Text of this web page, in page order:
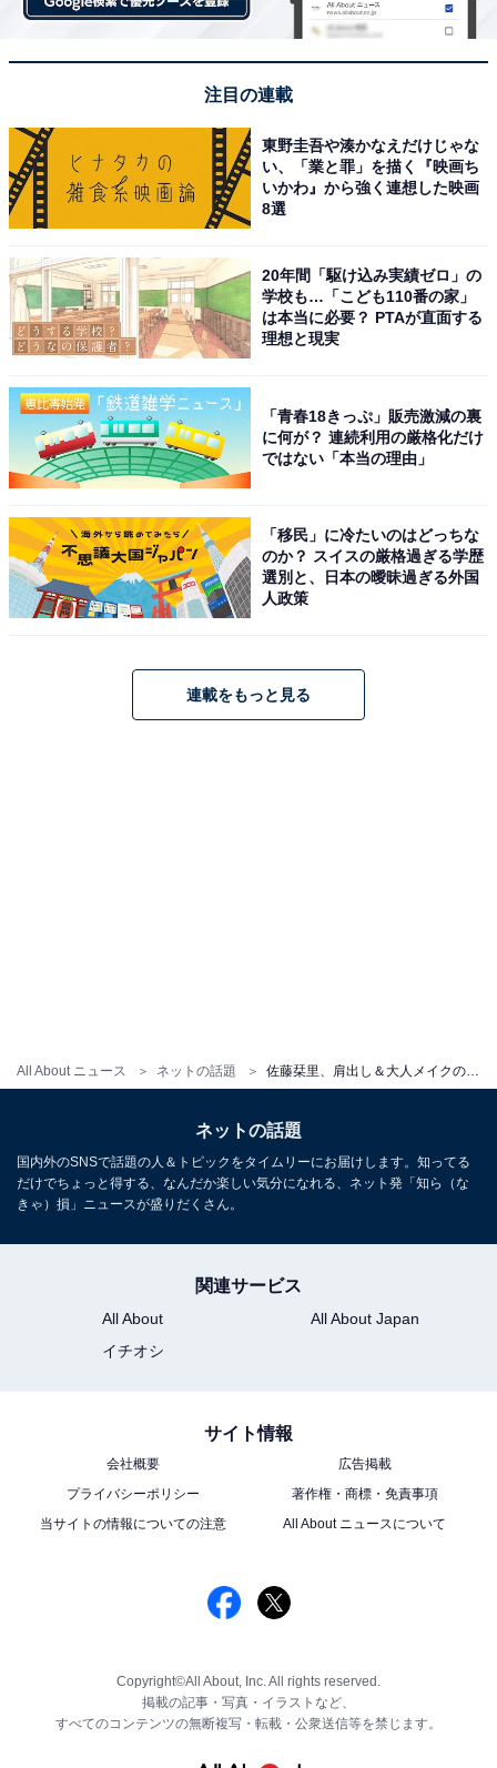
All About ニュース ネットの話題
注目の連載
東野圭吾や湊かなえだけじゃな
い、「業と罪」を描く『映画ち
いかわ』から強く連想した映画
8選
20年間「駆け込み実績ゼロ」の
学校も…「こども110番の家」
は本当に必要？ PTAが直面する
理想と現実
「青春18きっぷ」販売激減の裏
に何が？ 連続利用の厳格化だけ
ではない「本当の理由」
「移民」に冷たいのはどっちな
のか？ スイスの厳格過ぎる学歴
選別と、日本の曖昧過ぎる外国
人政策
連載をもっと見る
ネットの話題
国内外のSNSで話題の人＆トピックをタイムリーにお届けします。知ってる
だけでちょっと得する、なんだか楽しい気分になれる、ネット発「知ら（な
きゃ）損」ニュースが盛りだくさん。
関連サービス
All About
All About Japan
イチオシ
サイト情報
会社概要
広告掲載
プライバシーポリシー
著作権・商標・免責事項
当サイトの情報についての注意
All About ニュースについて
Copyright©All About, Inc. All rights reserved.
掲載の記事・写真・イラストなど、
すべてのコンテンツの無断複写・転載・公衆送信等を禁じます。